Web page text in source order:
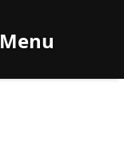
Menu